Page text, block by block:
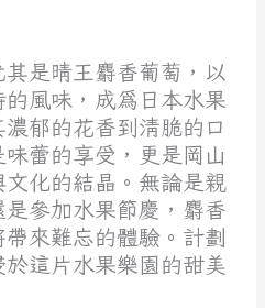
其是晴王麝香葡萄，以
風味，成為日本水果
郁的花香到清脆的口
蕾的享受，更是岡山
文化的結晶。無論是親
參加水果節慶，麝香
來難忘的體驗。計劃
這片水果樂園的甜美